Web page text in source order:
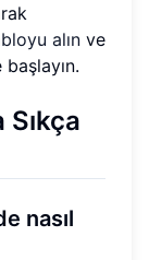
alın ve
nasıl